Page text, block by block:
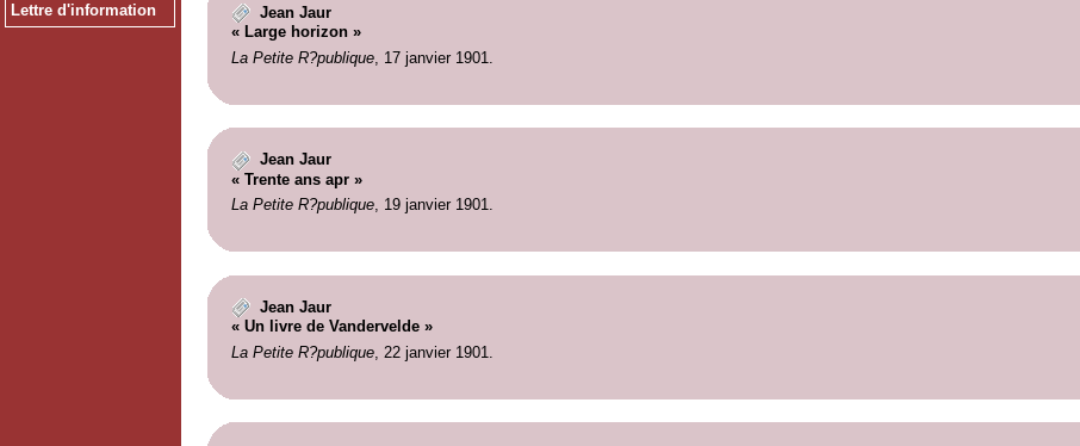
Lettre d'information
Jean Jaur
« Large horizon »
La Petite R?publique, 17 janvier 1901.
Jean Jaur
« Trente ans apr »
La Petite R?publique, 19 janvier 1901.
Jean Jaur
« Un livre de Vandervelde »
La Petite R?publique, 22 janvier 1901.